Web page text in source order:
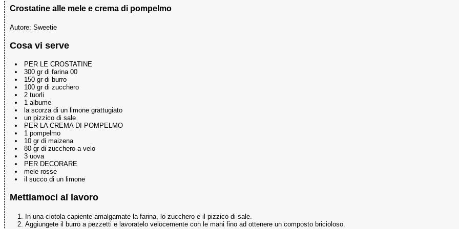
Crostatine alle mele e crema di pompelmo
Autore: Sweetie
Cosa vi serve
PER LE CROSTATINE
300 gr di farina 00
150 gr di burro
100 gr di zucchero
2 tuorli
1 albume
la scorza di un limone grattugiato
un pizzico di sale
PER LA CREMA DI POMPELMO
1 pompelmo
10 gr di maizena
80 gr di zucchero a velo
3 uova
PER DECORARE
mele rosse
il succo di un limone
Mettiamoci al lavoro
In una ciotola capiente amalgamate la farina, lo zucchero e il pizzico di sale.
Aggiungete il burro a pezzetti e lavoratelo velocemente con le mani fino ad ottenere un composto bricioloso.